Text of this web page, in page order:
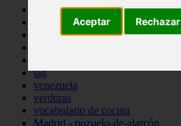
Aceptar Rechazar
postres
tag
venezuela
verduras
vocabulario de cocina
Madrid - pozuelo-de-alarcón